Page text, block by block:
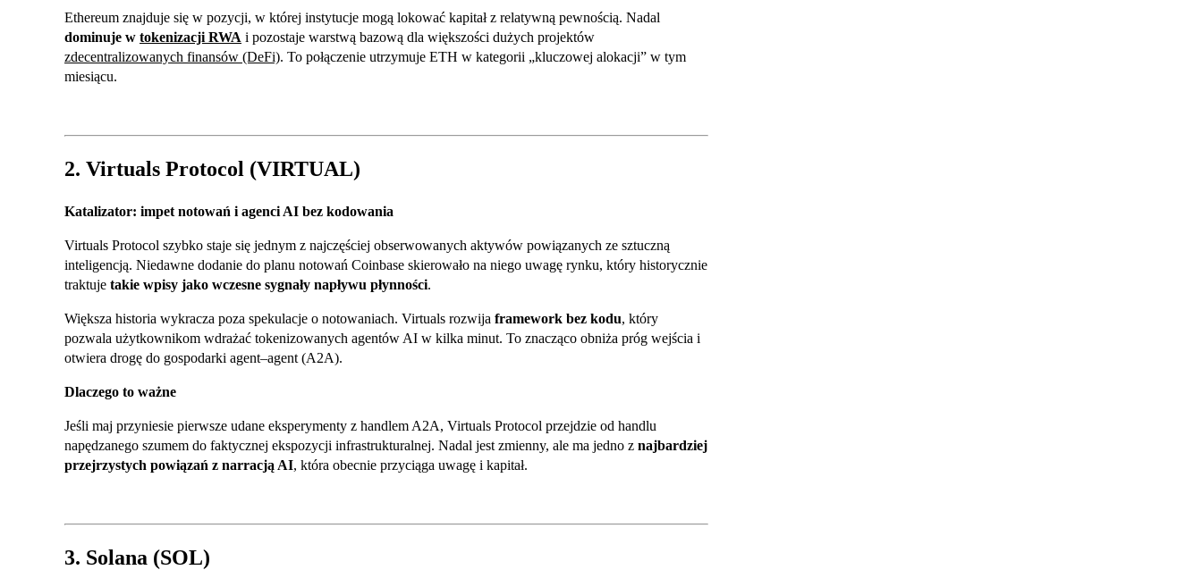
Ethereum znajduje się w pozycji, w której instytucje mogą lokować kapitał z relatywną pewnością. Nadal
dominuje w tokenizacji RWA i pozostaje warstwą bazową dla większości dużych projektów
zdecentralizowanych finansów (DeFi). To połączenie utrzymuje ETH w kategorii „kluczowej alokacji” w tym
miesiącu.
2. Virtuals Protocol (VIRTUAL)
Katalizator: impet notowań i agenci AI bez kodowania
Virtuals Protocol szybko staje się jednym z najczęściej obserwowanych aktywów powiązanych ze sztuczną
inteligencją. Niedawne dodanie do planu notowań Coinbase skierowało na niego uwagę rynku, który historycznie
traktuje takie wpisy jako wczesne sygnały napływu płynności.
Większa historia wykracza poza spekulacje o notowaniach. Virtuals rozwija framework bez kodu, który
pozwala użytkownikom wdrażać tokenizowanych agentów AI w kilka minut. To znacząco obniża próg wejścia i
otwiera drogę do gospodarki agent–agent (A2A).
Dlaczego to ważne
Jeśli maj przyniesie pierwsze udane eksperymenty z handlem A2A, Virtuals Protocol przejdzie od handlu
napędzanego szumem do faktycznej ekspozycji infrastrukturalnej. Nadal jest zmienny, ale ma jedno z najbardziej
przejrzystych powiązań z narracją AI, która obecnie przyciąga uwagę i kapitał.
3. Solana (SOL)